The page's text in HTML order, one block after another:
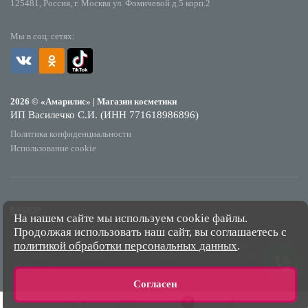
0
Мы в соц. сетях:
2026 © «Амарилис» | Магазин косметики
ИП Василечко С.И. (ИНН 771618986896)
Политика конфиденциальности
Использование cookie
125481, Россия, г. Москва ул. Фомичевой д.5 корп.2
*Обращаем Ваше внимание на то, что данный интернет-сайт носит исключительно
информационный характер и ни при каких условиях не является публичной офертой,
определяемой положениями Статьи 437 Гражданского кодекса Российской
На нашем сайте мы используем cookie файлы.
Продолжая использовать наш сайт, вы соглашаетесь с
политикой обработки персональных данных.
Согласен